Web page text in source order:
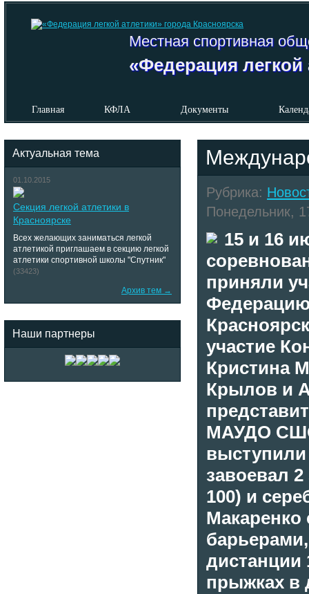
Местная спортивная
«Федерация легкой
Главная КФЛА Документы
Актуальная тема
01.10.2015
Секция легкой атлетики в
Красноярске
Всех желающих заниматься легкой
атлетикой приглашаем в секцию легкой
атлетики спортивной школы "Спутник"
(33423)
Архив тем →
Наши партнеры
Рубрика:
Понедельник,
15 и 16
приняли
Федерацию
участие
Кристина
Крылов и
МАУДО
завоевал
100) и
Макаренко
дистанции
прыжках в